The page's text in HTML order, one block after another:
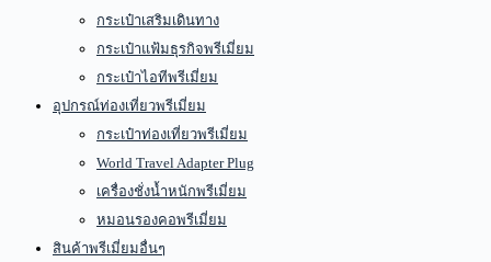
กระเป๋าเสริมเดินทาง
กระเป๋าแฟ้มธุรกิจพรีเมี่ยม
กระเป๋าไอทีพรีเมี่ยม
อุปกรณ์ท่องเที่ยวพรีเมี่ยม
กระเป๋าท่องเที่ยวพรีเมี่ยม
World Travel Adapter Plug
เครื่องชั่งน้ำหนักพรีเมี่ยม
หมอนรองคอพรีเมี่ยม
สินค้าพรีเมี่ยมอื่นๆ